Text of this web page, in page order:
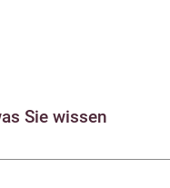
Sie wissen